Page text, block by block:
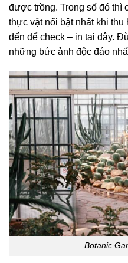
được trồng. Trong số đó thì
thực vật nổi bật nhất khi
đến để check – in tại đây.
những bức ảnh độc đáo
Botanic